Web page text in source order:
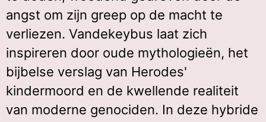
angst om zijn greep op de macht te
verliezen. Vandekeybus laat zich
inspireren door oude mythologieën, het
bijbelse verslag van Herodes'
kindermoord en de kwellende realiteit
van moderne genociden. In deze hybride